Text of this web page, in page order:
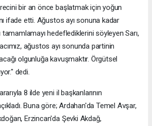
bir an önce başlatmak için yoğun
ifade etti. Ağustos ayı sonuna kadar
tamamlamayı hedeflediklerini söyleyen Sarı,
ağustos ayı sonunda partinin
olgunluğa kavuşmaktır. Örgütsel
dedi.
8 ilde yeni il başkanlarının
Buna göre; Ardahan'da Temel Avşar,
Erzincan'da Şevki Akdağ,